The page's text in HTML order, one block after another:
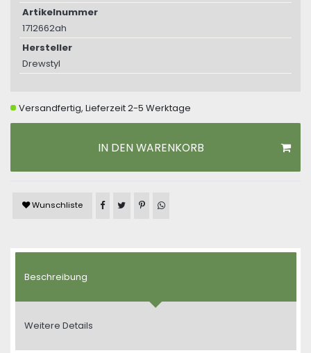
Artikelnummer
1712662ah
Hersteller
Drewstyl
Versandfertig, Lieferzeit 2-5 Werktage
IN DEN WARENKORB
Wunschliste Artikel auf Facebook teilen
Artikel auf Twitter teilen
Artikel auf Pinterest teilen
Artikel auf WhatsApp teilen
Beschreibung
Weitere Details